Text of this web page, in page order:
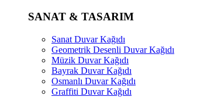
SANAT & TASARIM
Sanat Duvar Kağıdı
Geometrik Desenli Duvar Kağıdı
Müzik Duvar Kağıdı
Bayrak Duvar Kağıdı
Osmanlı Duvar Kağıdı
Graffiti Duvar Kağıdı